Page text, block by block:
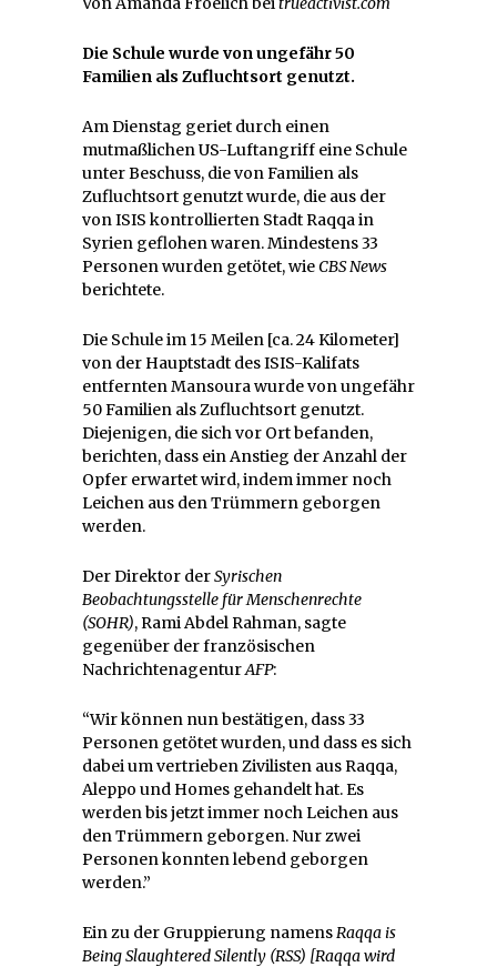
Die Schule wurde von ungefähr 50
Familien als Zufluchtsort genutzt.
Am Dienstag geriet durch einen
mutmaßlichen US-Luftangriff eine Schule
unter Beschuss, die von Familien als
Zufluchtsort genutzt wurde, die aus der
von ISIS kontrollierten Stadt Raqqa in
Syrien geflohen waren. Mindestens 33
Personen wurden getötet, wieCBS News
berichtete.
Die Schule im 15 Meilen [ca. 24 Kilometer]
von der Hauptstadt des ISIS-Kalifats
entfernten Mansoura wurde von ungefähr
50 Familien als Zufluchtsort genutzt.
Diejenigen, die sich vor Ort befanden,
berichten, dass ein Anstieg der Anzahl der
Opfer erwartet wird, indem immer noch
Leichen aus den Trümmern geborgen
werden.
Der Direktor derSyrischen
Beobachtungsstelle für Menschenrechte
(SOHR), Rami Abdel Rahman, sagte
gegenüber der französischen
NachrichtenagenturAFP:
“Wir können nun bestätigen, dass 33
Personen getötet wurden, und dass es sich
dabei um vertrieben Zivilisten aus Raqqa,
Aleppo und Homes gehandelt hat. Es
werden bis jetzt immer noch Leichen aus
den Trümmern geborgen. Nur zwei
Personen konnten lebend geborgen
werden.”
Ein zu der Gruppierung namensRaqqa is
Being Slaughtered Silently (RSS) [Raqqa wird